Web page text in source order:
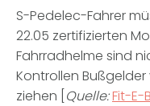
S-Pedelec-Fahrer
22.05 zertifizierten
Fahrradhelme sind
Kontrollen Bußgelder
ziehen [ Quelle:Fit-E-